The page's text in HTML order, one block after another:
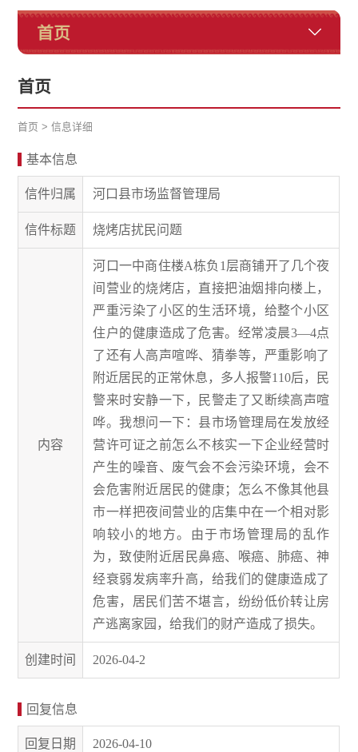
首页
首页
首页 >信息详细
基本信息
信件归属 河口县市场监督管理局
信件标题 烧烤店扰民问题
内容
河口一中商住楼A栋负1层商铺开了几个夜
间营业的烧烤店，直接把油烟排向楼上，
严重污染了小区的生活环境，给整个小区
住户的健康造成了危害。经常凌晨3—4点
了还有人高声喧哗、猜拳等，严重影响了
附近居民的正常休息，多人报警110后，民
警来时安静一下，民警走了又断续高声喧
哗。我想问一下：县市场管理局在发放经
营许可证之前怎么不核实一下企业经营时
产生的噪音、废气会不会污染环境，会不
会危害附近居民的健康；怎么不像其他县
市一样把夜间营业的店集中在一个相对影
响较小的地方。由于市场管理局的乱作
为，致使附近居民鼻癌、喉癌、肺癌、神
经衰弱发病率升高，给我们的健康造成了
危害，居民们苦不堪言，纷纷低价转让房
产逃离家园，给我们的财产造成了损失。
创建时间 2026-04-2
回复信息
回复日期 2026-04-10